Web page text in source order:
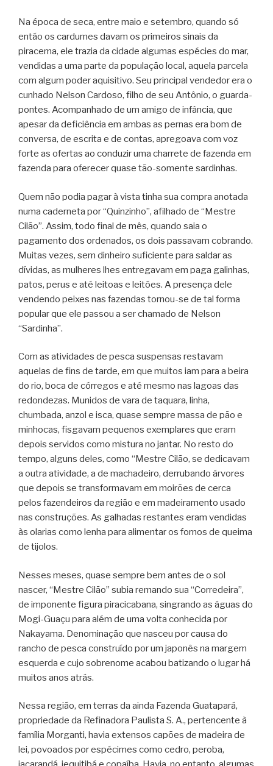
Na época de seca, entre maio e setembro, quando só
então os cardumes davam os primeiros sinais da
piracema, ele trazia da cidade algumas espécies do mar,
vendidas a uma parte da população local, aquela parcela
com algum poder aquisitivo. Seu principal vendedor era o
cunhado Nelson Cardoso, filho de seu Antônio, o guarda-
pontes. Acompanhado de um amigo de infância, que
apesar da deficiência em ambas as pernas era bom de
conversa, de escrita e de contas, apregoava com voz
forte as ofertas ao conduzir uma charrete de fazenda em
fazenda para oferecer quase tão-somente sardinhas.
Quem não podia pagar à vista tinha sua compra anotada
numa caderneta por “Quinzinho”, afilhado de “Mestre
Cilão”. Assim, todo final de mês, quando saia o
pagamento dos ordenados, os dois passavam cobrando.
Muitas vezes, sem dinheiro suficiente para saldar as
dívidas, as mulheres lhes entregavam em paga galinhas,
patos, perus e até leitoas e leitões. A presença dele
vendendo peixes nas fazendas tornou-se de tal forma
popular que ele passou a ser chamado de Nelson
“Sardinha”.
Com as atividades de pesca suspensas restavam
aquelas de fins de tarde, em que muitos iam para a beira
do rio, boca de córregos e até mesmo nas lagoas das
redondezas. Munidos de vara de taquara, linha,
chumbada, anzol e isca, quase sempre massa de pão e
minhocas, fisgavam pequenos exemplares que eram
depois servidos como mistura no jantar. No resto do
tempo, alguns deles, como “Mestre Cilão, se dedicavam
a outra atividade, a de machadeiro, derrubando árvores
que depois se transformavam em moirões de cerca
pelos fazendeiros da região e em madeiramento usado
nas construções. As galhadas restantes eram vendidas
às olarias como lenha para alimentar os fornos de queima
de tijolos.
Nesses meses, quase sempre bem antes de o sol
nascer, “Mestre Cilão” subia remando sua “Corredeira”,
de imponente figura piracicabana, singrando as águas do
Mogi-Guaçu para além de uma volta conhecida por
Nakayama. Denominação que nasceu por causa do
rancho de pesca construído por um japonês na margem
esquerda e cujo sobrenome acabou batizando o lugar há
muitos anos atrás.
Nessa região, em terras da ainda Fazenda Guatapará,
propriedade da Refinadora Paulista S. A., pertencente à
família Morganti, havia extensos capões de madeira de
lei, povoados por espécimes como cedro, peroba,